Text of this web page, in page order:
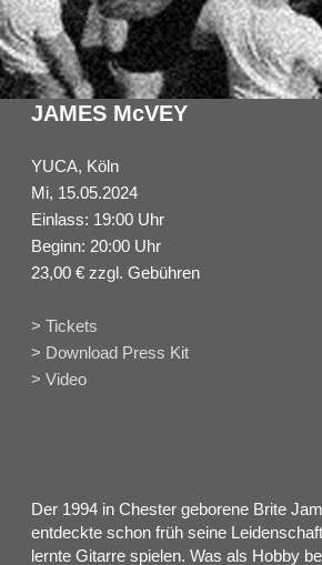
JAMES McVEY
YUCA, Köln
Mi, 15.05.2024
Einlass: 19:00 Uhr
Beginn: 20:00 Uhr
23,00 € zzgl. Gebühren
> Tickets
> Download Press Kit
> Video
Der 1994 in Chester geborene Brite
entdeckte schon früh seine
lernte Gitarre spielen. Was als Hobby